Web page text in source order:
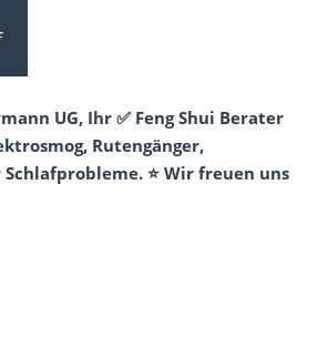
UG, Ihr ✅ Feng Shui Berater
Rutengänger,
⭐ Wir freuen uns